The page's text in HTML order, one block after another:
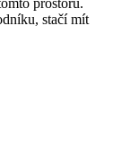
stačí mít